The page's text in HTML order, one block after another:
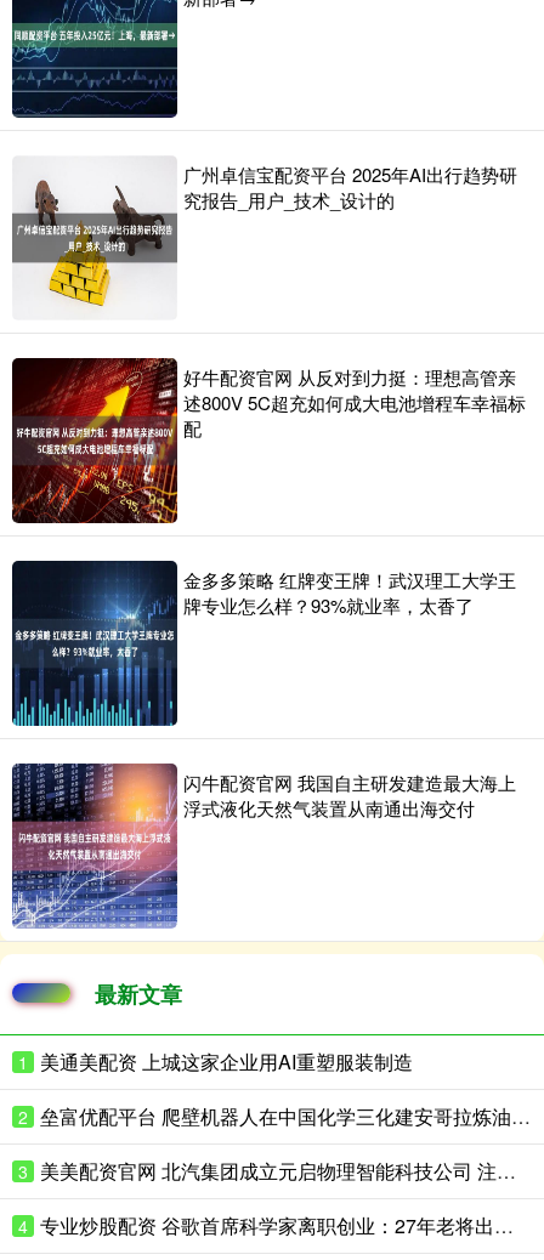
广州卓信宝配资平台 2025年AI出行趋势研
究报告_用户_技术_设计的
好牛配资官网 从反对到力挺：理想高管亲
述800V 5C超充如何成大电池增程车幸福标
配
金多多策略 红牌变王牌！武汉理工大学王
牌专业怎么样？93%就业率，太香了
闪牛配资官网 我国自主研发建造最大海上
浮式液化天然气装置从南通出海交付
最新文章
1 美通美配资 上城这家企业用AI重塑服装制造
2 垒富优配平台 爬壁机器人在中国化学三化建安哥拉炼油项目完成实战演练
3 美美配资官网 北汽集团成立元启物理智能科技公司 注册资本8亿
4 专业炒股配资 谷歌首席科学家离职创业：27年老将出走，带走一支顶级AI团队